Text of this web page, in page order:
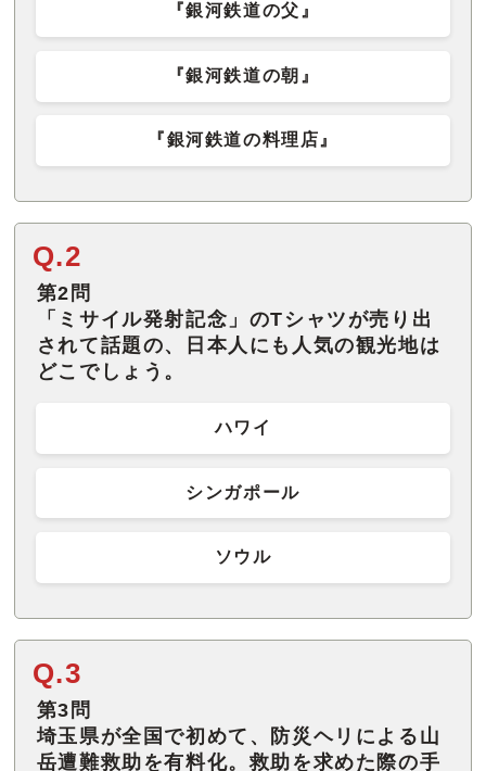
『銀河鉄道の父』
『銀河鉄道の朝』
『銀河鉄道の料理店』
Q.2
第2問
「ミサイル発射記念」のTシャツが売り出
されて話題の、日本人にも人気の観光地は
どこでしょう。
ハワイ
シンガポール
ソウル
Q.3
第3問
埼玉県が全国で初めて、防災ヘリによる山
岳遭難救助を有料化。救助を求めた際の手